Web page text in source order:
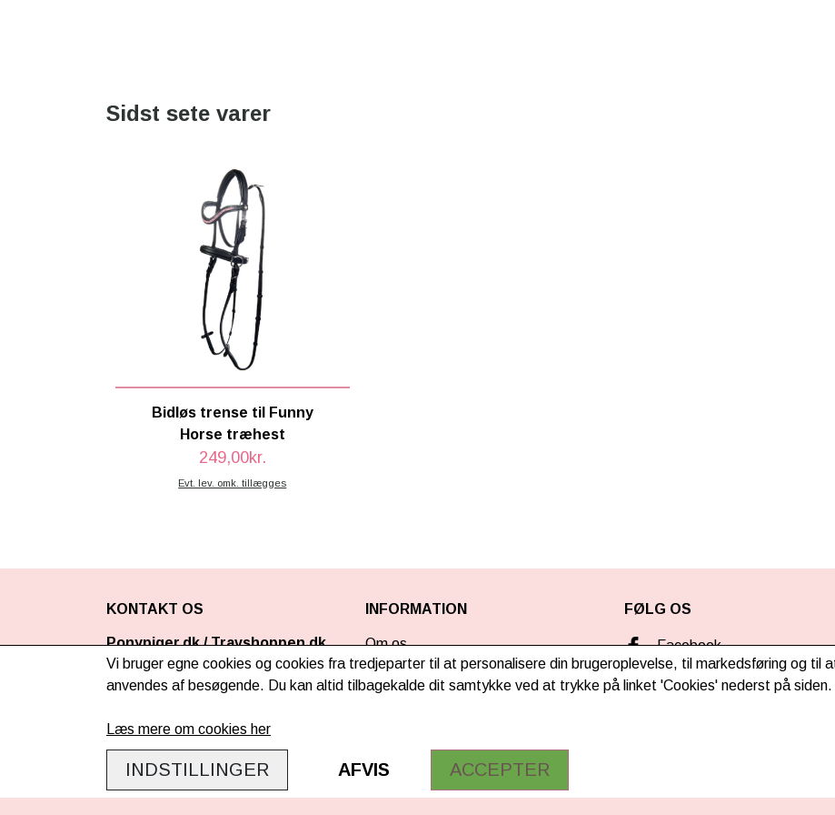
Sidst sete varer
Bidløs trense til Funny
Horse træhest
249,00kr.
Evt. lev. omk. tillægges
KONTAKT OS
Ponypiger.dk/Travshoppen.dk
ApS
Lageradresse - åben efter aftale:
Ordrup Jagtvej 201
2920 Charlottenlund
Danmark
CVR: DK40995951
INFORMATION
Om os
Levering & betaling
Samarbejde
Virksomhedsoplysninger
FØLG OS
Facebook
Instagram
Vi bruger egne cookies og cookies fra tredjeparter til at personalisere din brugeroplevelse, til markedsføring og til
anvendes af besøgende. Du kan altid tilbagekalde dit samtykke ved at trykke på linket 'Cookies' nederst på siden.
Læs mere om cookies her
INDSTILLINGER AFVIS ACCEPTER